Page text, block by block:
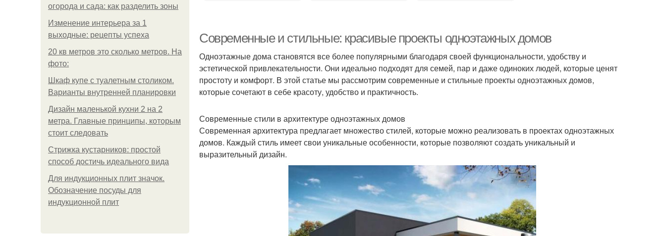
огорода и сада: как разделить зоны
Изменение интерьера за 1
выходные: рецепты успеха
20 кв метров это сколько метров. На
фото:
Шкаф купе с туалетным столиком.
Варианты внутренней планировки
Дизайн маленькой кухни 2 на 2
метра. Главные принципы, которым
стоит следовать
Стрижка кустарников: простой
способ достичь идеального вида
Для индукционных плит значок.
Обозначение посуды для
индукционной плит
Современные и стильные: красивые проекты одноэтажных домов
Одноэтажные дома становятся все более популярными благодаря своей функциональности, удобству и
эстетической привлекательности. Они идеально подходят для семей, пар и даже одиноких людей, которые ценят
простоту и комфорт. В этой статье мы рассмотрим современные и стильные проекты одноэтажных домов,
которые сочетают в себе красоту, удобство и практичность.
Современные стили в архитектуре одноэтажных домов
Современная архитектура предлагает множество стилей, которые можно реализовать в проектах одноэтажных
домов. Каждый стиль имеет свои уникальные особенности, которые позволяют создать уникальный и
выразительный дизайн.